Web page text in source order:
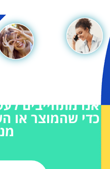
אנו מתחייבים
כדי שהמוצר או